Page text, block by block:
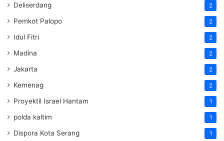
Deliserdang 2
Pemkot Palopo 2
Idul Fitri 2
Madina 2
Jakarta 2
Kemenag 2
Proyektil Israel Hantam 1
polda kaltim 1
Dispora Kota Serang 1